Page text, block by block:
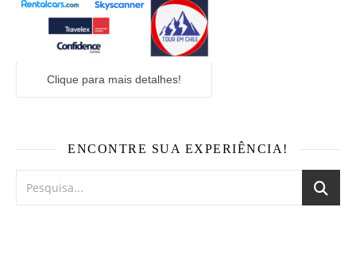
Clique para mais detalhes!
ENCONTRE SUA EXPERIÊNCIA!